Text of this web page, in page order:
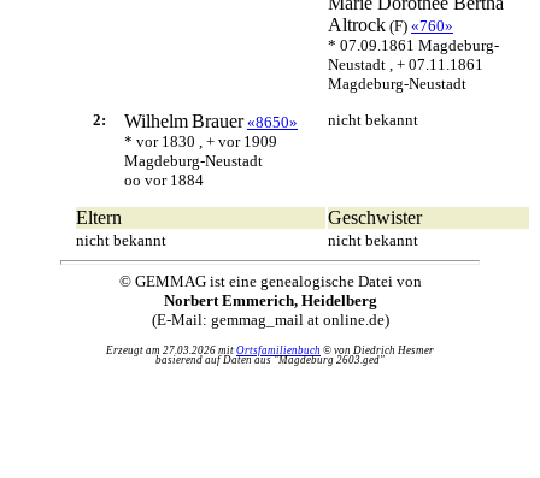
Altrock (F) «760»
* 07.09.1861 Magdeburg-
Neustadt , + 07.11.1861
Magdeburg-Neustadt
2:
WilhelmBrauer «8650»
* vor 1830 , + vor 1909
Magdeburg-Neustadt
oo vor 1884
nicht bekannt
Eltern Geschwister
nicht bekannt nicht bekannt
© GEMMAG ist eine genealogische Datei von
Norbert Emmerich, Heidelberg
(E-Mail: gemmag_mail at online.de)
Erzeugt am 27.03.2026 mit Ortsfamilienbuch © von Diedrich Hesmer
basierend auf Daten aus "Magdeburg 2603.ged"